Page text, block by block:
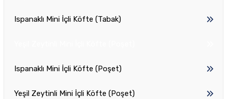
Ispanaklı Mini İçli Köfte (Tabak)
Ispanaklı Mini İçli Köfte (Poşet)
Yeşil Zeytinli Mini İçli Köfte (Poşet)